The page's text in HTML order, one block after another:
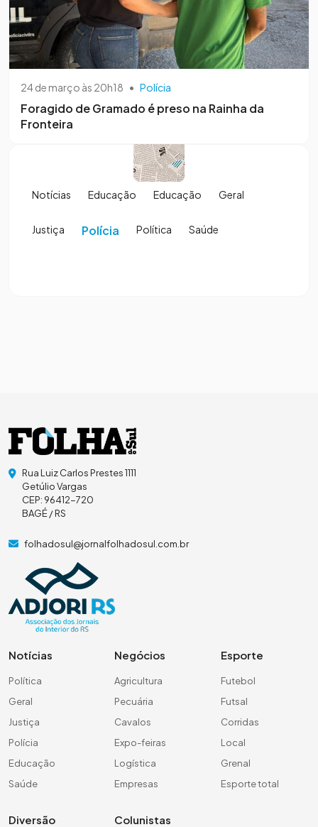
24 de março às 20h18 • Polícia
Foragido de Gramado é preso na Rainha da
Fronteira
Notícias Educação Educação Geral
Justiça Polícia Política Saúde
Rua Luiz Carlos Prestes 1111
Getúlio Vargas
CEP: 96412-720
BAGÉ / RS
folhadosul@jornalfolhadosul.com.br
Notícias
Política
Geral
Justiça
Polícia
Educação
Saúde
Negócios
Agricultura
Pecuária
Cavalos
Expo-feiras
Logística
Empresas
Esporte
Futebol
Futsal
Corridas
Local
Grenal
Esporte total
Diversão Colunistas